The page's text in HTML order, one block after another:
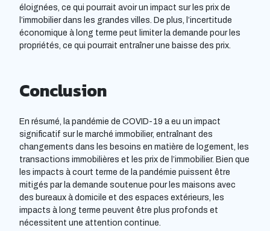
éloignées, ce qui pourrait avoir un impact sur les prix de
l’immobilier dans les grandes villes. De plus, l’incertitude
économique à long terme peut limiter la demande pour les
propriétés, ce qui pourrait entraîner une baisse des prix.
Conclusion
En résumé, la pandémie de COVID-19 a eu un impact
significatif sur le marché immobilier, entraînant des
changements dans les besoins en matière de logement, les
transactions immobilières et les prix de l’immobilier. Bien que
les impacts à court terme de la pandémie puissent être
mitigés par la demande soutenue pour les maisons avec
des bureaux à domicile et des espaces extérieurs, les
impacts à long terme peuvent être plus profonds et
nécessitent une attention continue.